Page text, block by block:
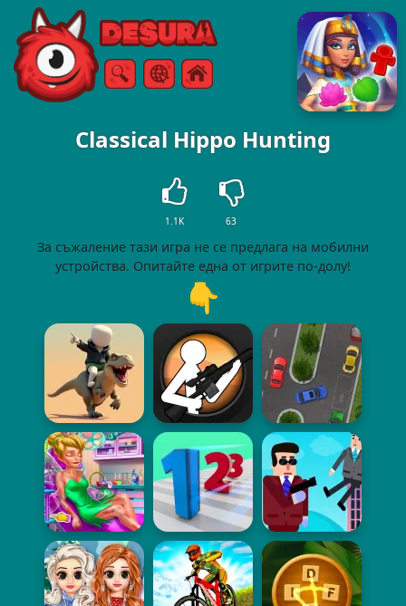
Free Online Games
ТърсенеМеню
Classical Hippo Hunting
1.1K 63
За съжаление тази игра не се предлага на мобилни
устройства. Опитайте една от игрите по-долу!
👇